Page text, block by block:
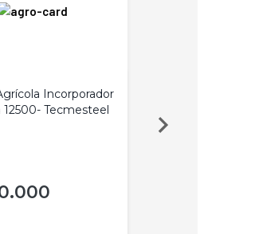
Incorporador
12500- Tecmesteel